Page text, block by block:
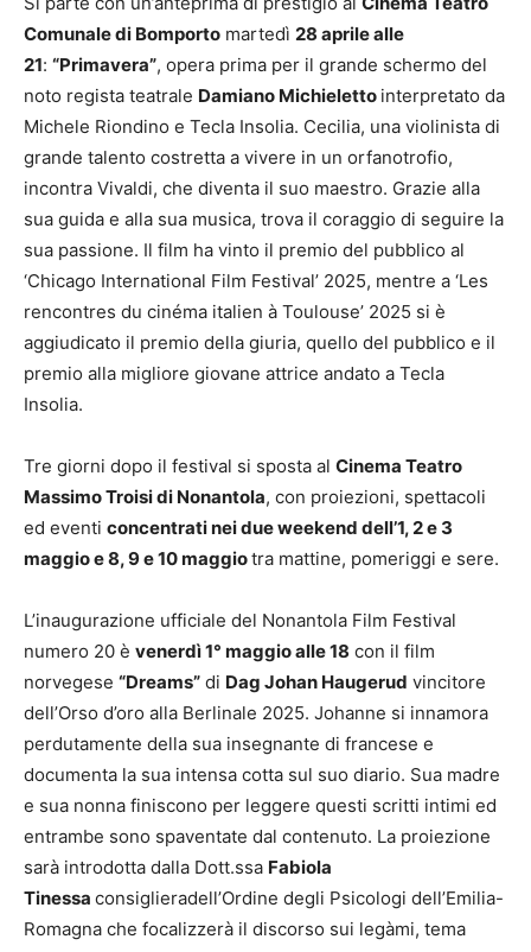
Comunale di Bomporto martedì 28 aprile alle
21: “Primavera”, opera prima per il grande schermo del
noto regista teatrale Damiano Michieletto interpretato da
Michele Riondino e Tecla Insolia. Cecilia, una violinista di
grande talento costretta a vivere in un orfanotrofio,
incontra Vivaldi, che diventa il suo maestro. Grazie alla
sua guida e alla sua musica, trova il coraggio di seguire la
sua passione. Il film ha vinto il premio del pubblico al
‘Chicago International Film Festival’ 2025, mentre a ‘Les
rencontres du cinéma italien à Toulouse’ 2025 si è
aggiudicato il premio della giuria, quello del pubblico e il
premio alla migliore giovane attrice andato a Tecla
Insolia.
Tre giorni dopo il festival si sposta al Cinema Teatro
Massimo Troisi di Nonantola, con proiezioni, spettacoli
ed eventi concentrati nei due weekend dell’1, 2 e 3
maggio e 8, 9 e 10 maggiotra mattine, pomeriggi e sere.
L’inaugurazione ufficiale del Nonantola Film Festival
numero 20 è venerdì 1° maggio alle 18 con il film
norvegese “Dreams” di Dag Johan Haugerud vincitore
dell’Orso d’oro alla Berlinale 2025. Johanne si innamora
perdutamente della sua insegnante di francese e
documenta la sua intensa cotta sul suo diario. Sua madre
e sua nonna finiscono per leggere questi scritti intimi ed
entrambe sono spaventate dal contenuto. La proiezione
sarà introdotta dalla Dott.ssa Fabiola
Tinessa consiglieradell’Ordine degli Psicologi dell’Emilia-
Romagna che focalizzerà il discorso sui legàmi, tema